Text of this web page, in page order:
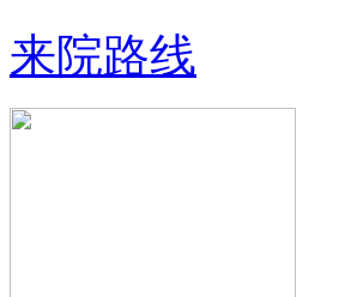
疗与科研多年… 【详情】
来院路线